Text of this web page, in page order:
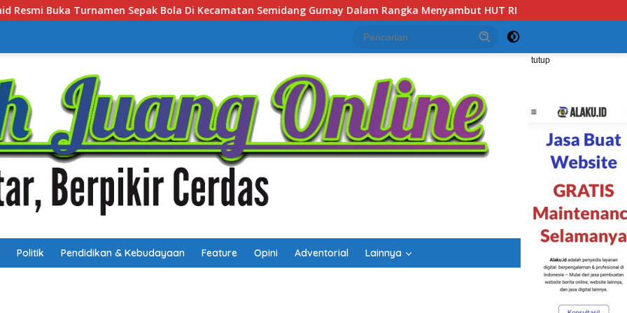
Semidang Gumay Dalam Rangka Menyambut HUT RI Ke-81 Tahun 2026 Gubernur Kalsel H. Muhidin Apresiasi
tutup
Politik Pendidikan & Kebudayaan Feature Opini Adventorial Lainnya